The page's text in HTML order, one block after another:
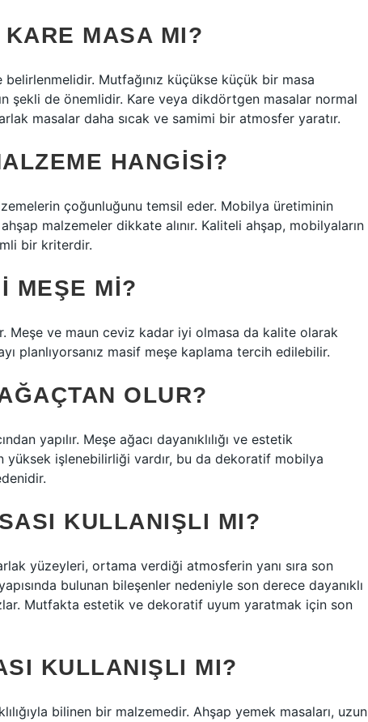
MASA MI?
belirlenmelidir. Mutfağınız küçükse küçük bir masa
şekli de önemlidir. Kare veya dikdörtgen masalar normal
masalar daha sıcak ve samimi bir atmosfer yaratır.
HANGISI?
çoğunluğunu temsil eder. Mobilya üretiminin
malzemeler dikkate alınır. Kaliteli ahşap, mobilyaların
bir kriterdir.
MEŞE MI?
Meşe ve maun ceviz kadar iyi olmasa da kalite olarak
planlıyorsanız masif meşe kaplama tercih edilebilir.
OLUR?
yapılır. Meşe ağacı dayanıklılığı ve estetik
yüksek işlenebilirliği vardır, bu da dekoratif mobilya
KULLANIŞLI MI?
yüzeyleri, ortama verdiği atmosferin yanı sıra son
bulunan bileşenler nedeniyle son derece dayanıklı
Mutfakta estetik ve dekoratif uyum yaratmak için son
KULLANIŞLI MI?
bilinen bir malzemedir. Ahşap yemek masaları, uzun